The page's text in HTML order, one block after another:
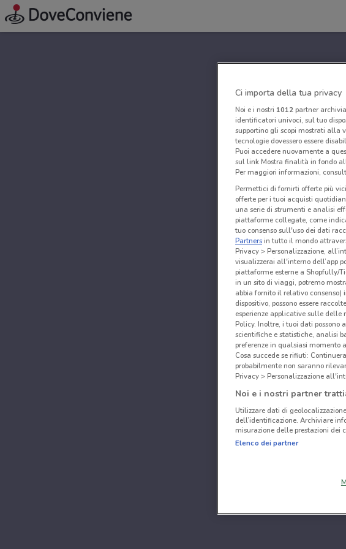
Ci importa della tua privacy
Noi e i nostri 1012partner
identificatori univoci, sul tuo
supportino gli scopi mostrati alla
tecnologie dovessero essere
Puoi accedere nuovamente a
sul link Mostra finalità in fondo
Per maggiori informazioni,
Permettici di fornirti offerte più
offerte per i tuoi acquisti
una serie di strumenti e analisi
piattaforme collegate, come
tuo consenso sull'uso dei dati
Partnersin tutto il mondo
Privacy > Personalizzazione,
visualizzerai all'interno dell’app
piattaforme esterne a Shopfully/
in un sito di viaggi, potremo
abbia fornito il relativo
dispositivo, possono essere
esperienze applicative sulle
Policy. Inoltre, i tuoi dati possono
scientifiche e statistiche, analisi
preferenze in qualsiasi momento
Cosa succede se rifiuti:
probabilmente non saranno
Privacy > Personalizzazione
Noi e i nostri partner
Utilizzare dati di
dell’identificazione. Archiviare
misurazione delle prestazioni dei
Elenco dei partner